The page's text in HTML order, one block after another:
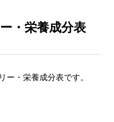
・栄養成分表
・栄養成分表です。